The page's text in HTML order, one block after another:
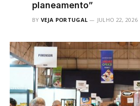
planeamento”
BY VEJA PORTUGAL JULHO 22, 2026